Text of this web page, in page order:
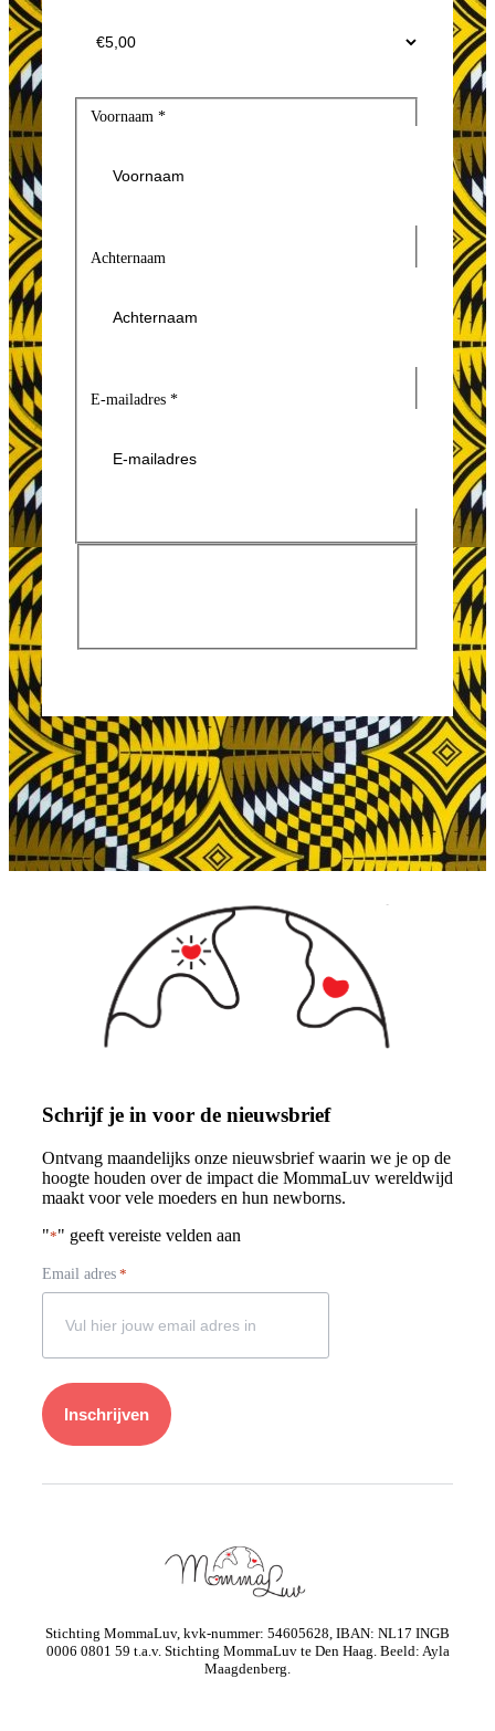
Voornaam *
Achternaam
E-mailadres *
Schrijf je in voor de nieuwsbrief
Ontvang maandelijks onze nieuwsbrief waarin we je op de
hoogte houden over de impact die MommaLuv wereldwijd
maakt voor vele moeders en hun newborns.
"*" geeft vereiste velden aan
Email adres *
Stichting MommaLuv, kvk-nummer: 54605628, IBAN: NL17 INGB
0006 0801 59 t.a.v. Stichting MommaLuv te Den Haag. Beeld: Ayla
Maagdenberg.